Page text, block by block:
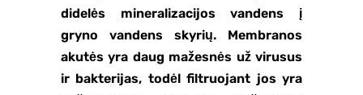
didelės mineralizacijos vandens į
gryno vandens skyrių. Membranos
akutės yra daug mažesnės už virusus
ir bakterijas, todėl filtruojant jos yra